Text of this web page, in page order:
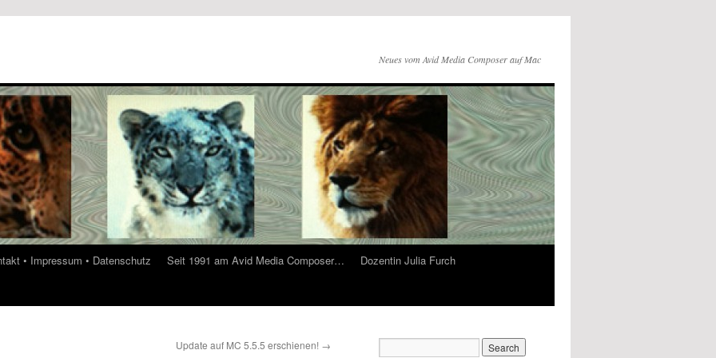
Neues vom Avid Media Composer auf Mac
• Impressum • Datenschutz Seit 1991 am Avid Media Composer…
Dozentin Julia Furch
Update auf MC 5.5.5 erschienen! →